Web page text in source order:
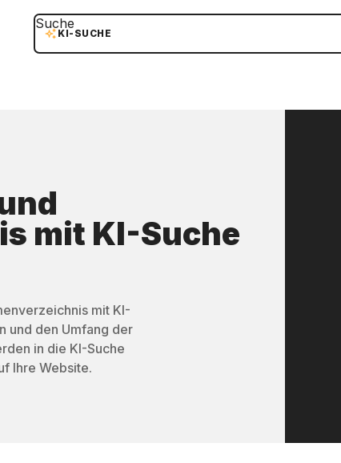
KI-SUCHE
Suche
mit KI-Suche
mit KI-
und den Umfang der
in die KI-Suche
Ihre Website.